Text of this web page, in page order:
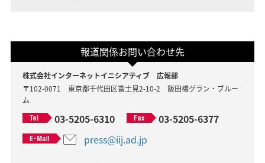
報道関係お問い合わせ先
株式会社インターネットイニシアティブ 広報部
〒102-0071 東京都千代田区富士見2-10-2 飯田橋グラン・ブルー
ム
03-5205-6310
03-5205-6377
press@iij.ad.jp